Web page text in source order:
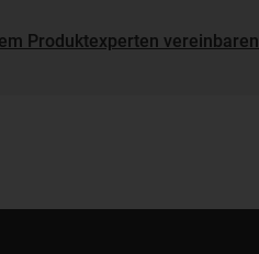
Produktexperten vereinbaren